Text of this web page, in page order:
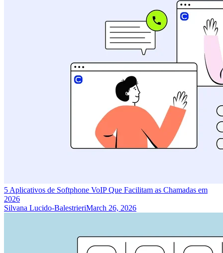
5 Aplicativos de Softphone VoIP Que Facilitam as Chamadas em
2026
Silvana Lucido-BalestrieriMarch 26, 2026